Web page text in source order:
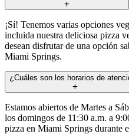
¡Sí! Tenemos varias opciones
incluida nuestra deliciosa pizza
desean disfrutar de una opción
Miami Springs.
¿Cuáles son los horarios de
Estamos abiertos de Martes a
los domingos de 11:30 a.m. a
pizza en Miami Springs durante